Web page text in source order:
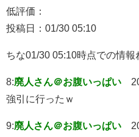
低評価：
投稿日：01/30 05:10
ちな01/30 05:10時点での情報
8:廃人さん＠お腹いっぱい
強引に行ったｗ
9:廃人さん＠お腹いっぱい